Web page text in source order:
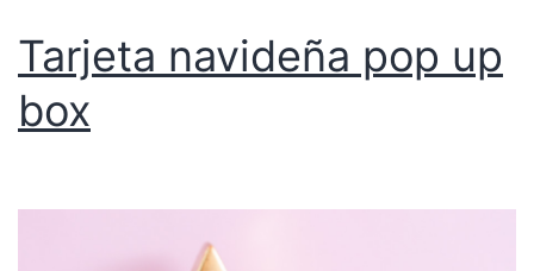
Tarjeta navideña pop up
box